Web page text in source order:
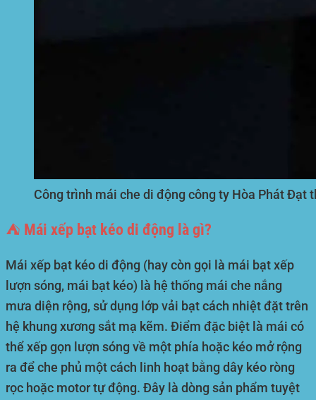
Công trình mái che di động công ty Hòa Phát Đạt
⛺ Mái xếp bạt kéo di động là gì?
Mái xếp bạt kéo di động (hay còn gọi là mái bạt xếp
lượn sóng, mái bạt kéo) là hệ thống mái che nắng
mưa diện rộng, sử dụng lớp vải bạt cách nhiệt đặt trên
hệ khung xương sắt mạ kẽm. Điểm đặc biệt là mái có
thể xếp gọn lượn sóng về một phía hoặc kéo mở rộng
ra để che phủ một cách linh hoạt bằng dây kéo ròng
rọc hoặc motor tự động. Đây là dòng sản phẩm tuyệt